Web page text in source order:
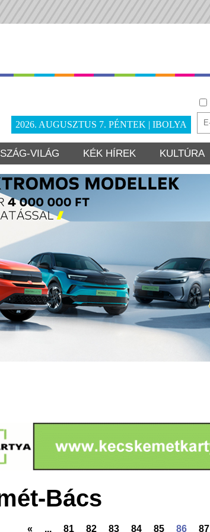
2026. AUGUSZTUS 7. PÉNTEK | IBOLYA
VILÁG KÉK HÍREK KULTÚRA
Bács
« ... 81 82 83 84 85 86 87